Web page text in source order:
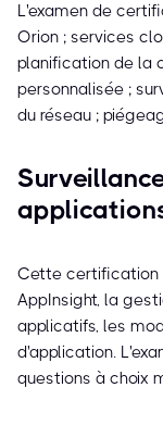
L'examen de
Orion ; services
planification de la
personnalisée ;
du réseau ;
Cette certification
AppInsight, la
applicatifs, les
d'application.
questions à choix